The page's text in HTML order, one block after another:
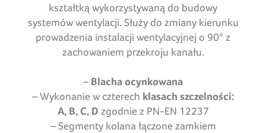
kształtką wykorzystywaną do budowy
systemów wentylacji. Służy do zmiany kierunku
prowadzenia instalacji wentylacyjnej o 90° z
zachowaniem przekroju kanału.
– Blacha ocynkowana
– Wykonanie w czterech klasach szczelności:
A, B, C, D zgodnie z PN-EN 12237
– Segmenty kolana łączone zamkiem